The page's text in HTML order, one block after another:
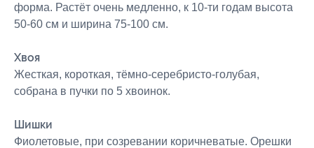
форма. Растёт очень медленно, к 10-ти годам высота
50-60 см и ширина 75-100 см.
Хвоя
Жесткая, короткая, тёмно-серебристо-голубая,
собрана в пучки по 5 хвоинок.
Шишки
Фиолетовые, при созревании коричневатые. Орешки